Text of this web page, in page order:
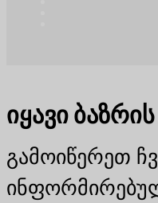
იყავი
გამოიწერეთ